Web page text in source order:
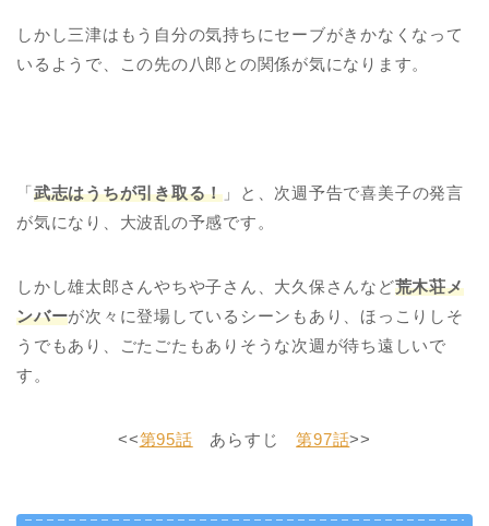
しかし三津はもう自分の気持ちにセーブがきかなくなって
いるようで、この先の八郎との関係が気になります。
「武志はうちが引き取る！ 」と、次週予告で喜美子の発言
が気になり、大波乱の予感です。
しかし雄太郎さんやちや子さん、大久保さんなど荒木荘メ
ンバーが次々に登場しているシーンもあり、ほっこりしそ
うでもあり、ごたごたもありそうな次週が待ち遠しいで
す。
<<第95話 あらすじ第97話>>